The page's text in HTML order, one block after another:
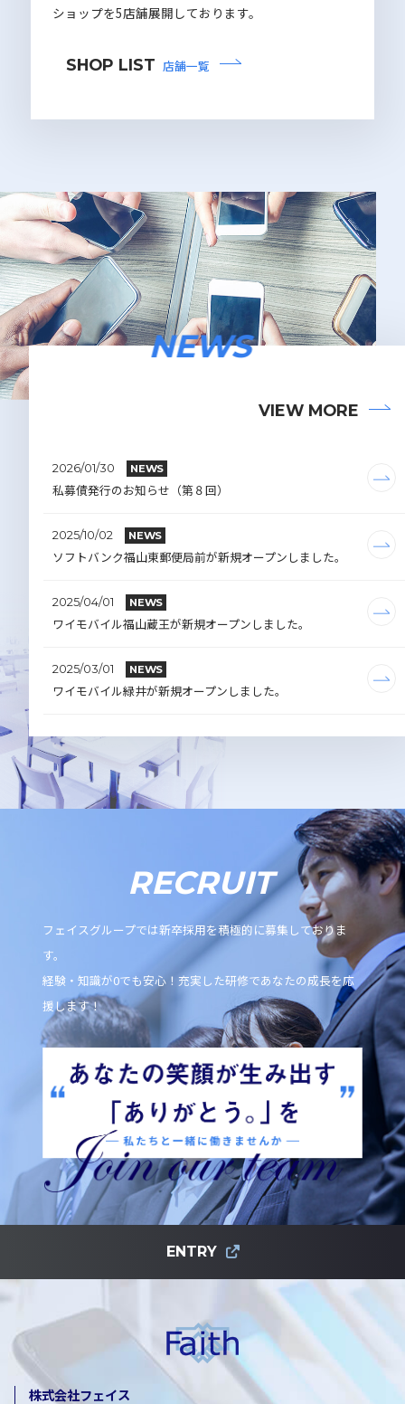
ショップを5店舗展開しております。
SHOP LIST 店舗一覧
NEWS
VIEW MORE
2026/01/30 NEWS
私募債発行のお知らせ（第８回）
2025/10/02 NEWS
ソフトバンク福山東郵便局前が新規オープンしました。
2025/04/01 NEWS
ワイモバイル福山蔵王が新規オープンしました。
2025/03/01 NEWS
ワイモバイル緑井が新規オープンしました。
RECRUIT
フェイスグループでは新卒採用を積極的に募集しておりま
す。
経験・知識が0でも安心！充実した研修であなたの成長を応
援します！
ENTRY
株式会社フェイス